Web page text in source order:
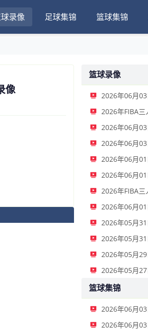
录像 足球集锦 篮球集锦
像
篮球录像
篮球集锦